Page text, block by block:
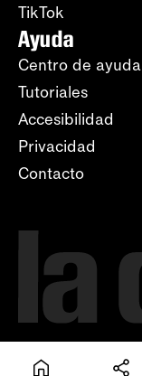
TikTok
Ayuda
Centro de ayuda
Tutoriales
Accesibilidad
Privacidad
Contacto